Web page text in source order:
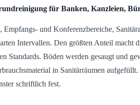
für Banken, Kanzleien,
und Konferenzbereiche,
Intervallen. Den größten Anteil macht
Standards. Böden werden gesaugt und
in Sanitärräumen
schriftlich fest.